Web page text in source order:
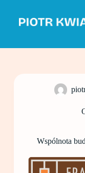
j
Wspólnota